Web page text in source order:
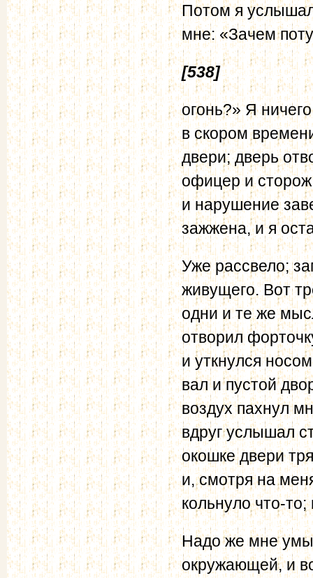
Потом я
мне: «Зачем
[538]
огонь?» Я
в скором
двери; дверь
офицер и
и нарушение
зажжена, и я
Уже рассвело;
живущего. Вот
одни и те же
отворил
и уткнулся
вал и пустой
воздух пахнул
вдруг услышал
окошке двери
и, смотря на
кольнуло что-
Надо же мне
окружающей, и